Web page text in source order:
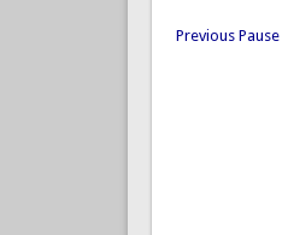
Previous Pause